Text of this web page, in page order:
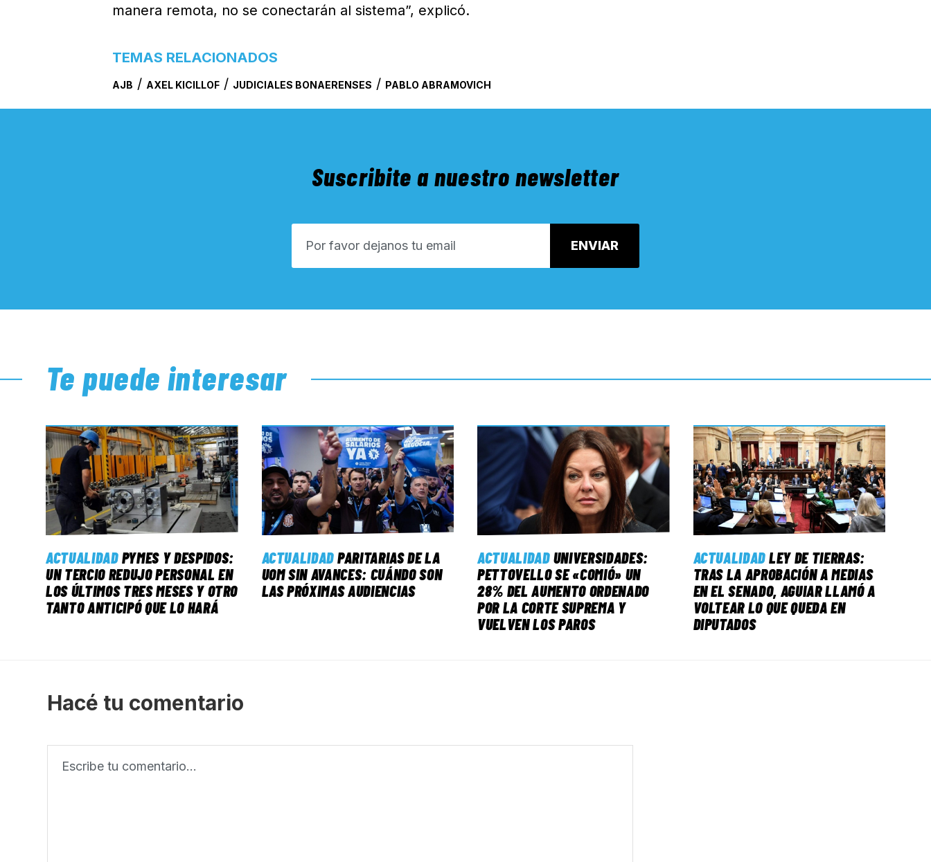
manera remota, no se conectarán al sistema”, explicó.
TEMAS RELACIONADOS
AJB / AXEL KICILLOF / JUDICIALES BONAERENSES / PABLO ABRAMOVICH
Suscribite a nuestro newsletter
Te puede interesar
ACTUALIDAD PYMES Y DESPIDOS:
UN TERCIO REDUJO PERSONAL EN
LOS ÚLTIMOS TRES MESES Y OTRO
TANTO ANTICIPÓ QUE LO HARÁ
ACTUALIDADPARITARIAS DE LA
UOM SIN AVANCES: CUÁNDO SON
LAS PRÓXIMAS AUDIENCIAS
ACTUALIDAD UNIVERSIDADES:
PETTOVELLO SE «COMIÓ» UN
28% DEL AUMENTO ORDENADO
POR LA CORTE SUPREMA Y
VUELVEN LOS PAROS
ACTUALIDADLEY DE TIERRAS:
TRAS LA APROBACIÓN A MEDIAS
EN EL SENADO, AGUIAR LLAMÓ A
VOLTEAR LO QUE QUEDA EN
DIPUTADOS
Hacé tu comentario